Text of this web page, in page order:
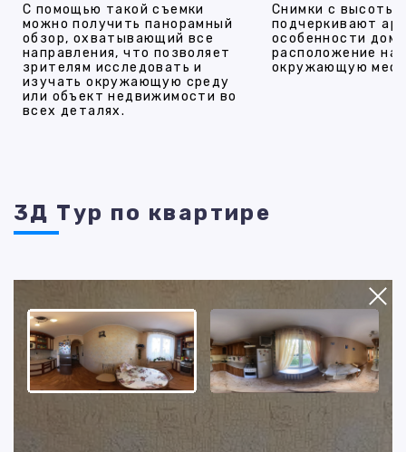
С помощью такой съемки
можно получить панорамный
обзор, охватывающий все
направления, что позволяет
зрителям исследовать и
изучать окружающую среду
или объект недвижимости во
всех деталях.
Снимки с высоты
подчеркивают
особенности
расположение на
окружающую
3Д Тур по квартире